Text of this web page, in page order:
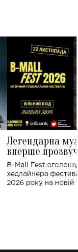
Легендарна
вперше
Україні: де
B-Mall Fest
хедлайнера
2026 року на новій